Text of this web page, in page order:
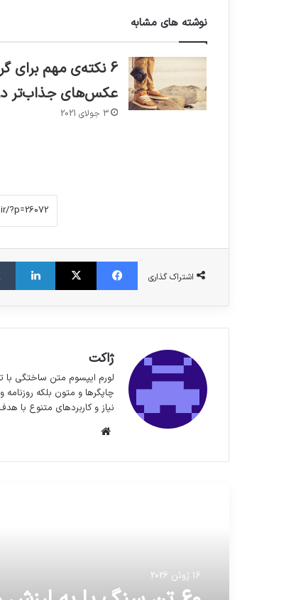
نوشته های مشابه
6 نکته‌ی مهم برای
عکس‌های جذاب‌تر
3 جولای 2021
اشتراک گذاری
فیس بوک X
ژاکت
لورم ایپسوم متن ساختگی با
چاپگرها و متون بلکه
نیاز و کاربردهای متنوع با
16 ژوئن 2026